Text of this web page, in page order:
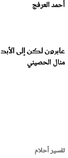
أحمد العرفج
عابرون لكن إلى الأبد
منال الحصيني
تفسير أحلام